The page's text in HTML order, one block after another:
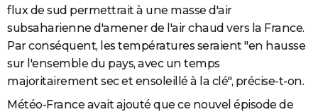
flux de sud permettrait à une masse d'air
subsaharienne d'amener de l'air chaud vers la France.
Par conséquent, les températures seraient "en hausse
sur l'ensemble du pays, avec un temps
majoritairement sec et ensoleillé à la clé", précise-t-on.
Météo-France avait ajouté que ce nouvel épisode de